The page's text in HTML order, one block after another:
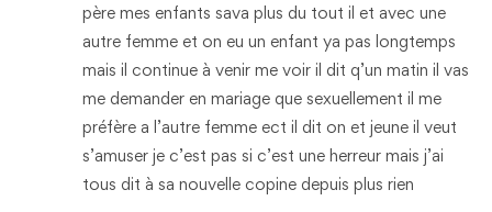
père mes enfants sava plus du tout il et avec une
autre femme et on eu un enfant ya pas longtemps
mais il continue à venir me voir il dit q’un matin il vas
me demander en mariage que sexuellement il me
préfère a l’autre femme ect il dit on et jeune il veut
s’amuser je c’est pas si c’est une herreur mais j’ai
tous dit à sa nouvelle copine depuis plus rien